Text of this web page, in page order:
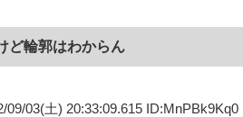
ど輪郭はわからん
09/03(土) 20:33:09.615 ID:MnPBk9Kq0